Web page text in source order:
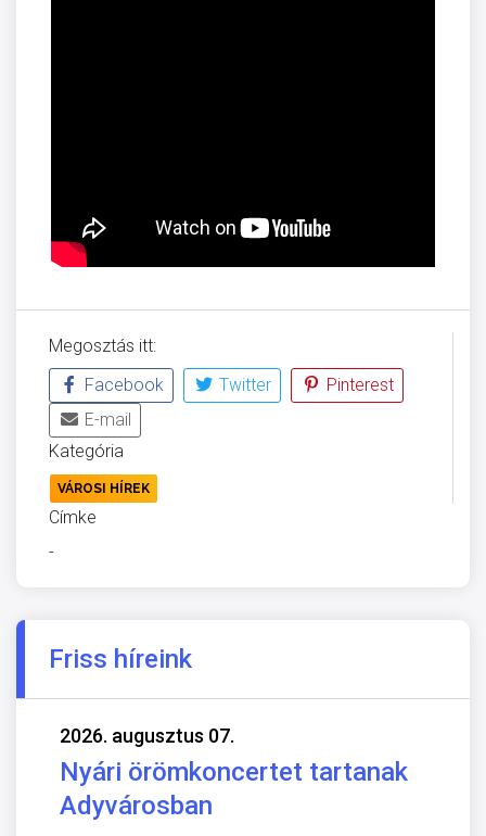
Megosztás itt:
Facebook
Twitter
Pinterest
E-mail
Kategória
VÁROSI HÍREK
Címke
-
Friss híreink
2026. augusztus 07.
Nyári örömkoncertet tartanak
Adyvárosban